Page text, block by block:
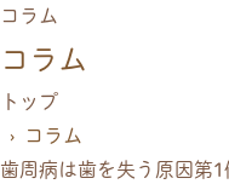
コラム
コラム
トップ
› コラム
歯周病は歯を失う原因第